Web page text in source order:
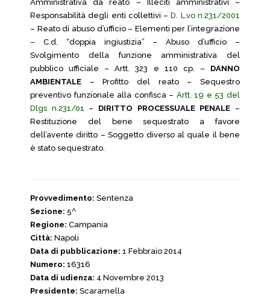
Amministrativa da reato – Illeciti amministrativi –
Responsabilità degli enti collettivi –D. L.vo n.231/2001
– Reato di abuso d’ufficio – Elementi per l’integrazione
– C.d. “doppia ingiustizia” – Abuso d’ufficio –
Svolgimento della funzione amministrativa del
pubblico ufficiale – Artt. 323 e 110 cp. – DANNO
AMBIENTALE – Profitto del reato – Sequestro
preventivo funzionale alla confisca – Artt. 19 e 53 del
Dlgs n.231/01 – DIRITTO PROCESSUALE PENALE –
Restituzione del bene sequestrato a favore
dell’avente diritto – Soggetto diverso al quale il bene
è stato sequestrato.
Provvedimento: Sentenza
Sezione: 5^
Regione: Campania
Città: Napoli
Data di pubblicazione: 1 Febbraio 2014
Numero: 16316
Data di udienza: 4 Novembre 2013
Presidente: Scaramella